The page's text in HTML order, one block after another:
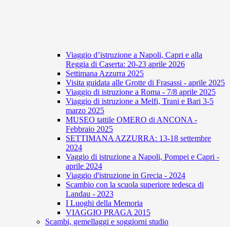
Viaggio d’istruzione a Napoli, Capri e alla
Reggia di Caserta: 20-23 aprile 2026
Settimana Azzurra 2025
Visita guidata alle Grotte di Frasassi - aprile 2025
Viaggio di istruzione a Roma - 7/8 aprile 2025
Viaggio di istruzione a Melfi, Trani e Bari 3-5
marzo 2025
MUSEO tattile OMERO di ANCONA -
Febbraio 2025
SETTIMANA AZZURRA: 13-18 settembre
2024
Vaggio di istruzione a Napoli, Pompei e Capri -
aprile 2024
Viaggio d'istruzione in Grecia - 2024
Scambio con la scuola superiore tedesca di
Landau - 2023
I Luoghi della Memoria
VIAGGIO PRAGA 2015
Scambi, gemellaggi e soggiorni studio